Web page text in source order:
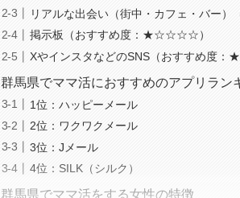
リアルな出会い（街中・カフェ・バー
掲示板（おすすめ度：★☆☆☆☆）
XやインスタなどのSNS（おすすめ度
群馬県でママ活におすすめのアプリラン
1位：ハッピーメール
2位：ワクワクメール
3位：Jメール
4位：SILK（シルク）
群馬県でママ活をする女性の特徴